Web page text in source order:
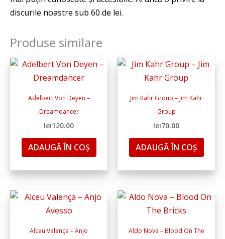
Produse similare
Adelbert Von Deyen –
Dreamdancer
lei120.00
ADAUGĂ ÎN COȘ
Jim Kahr Group – Jim Kahr
Group
lei70.00
ADAUGĂ ÎN COȘ
Alceu Valença ‎– Anjo
Aldo Nova ‎– Blood On The